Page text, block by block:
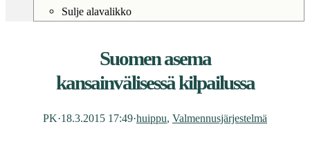
Sulje alavalikko
Suomen asema
kansainvälisessä kilpailussa
PK·18.3.2015 17:49·huippu, Valmennusjärjestelmä